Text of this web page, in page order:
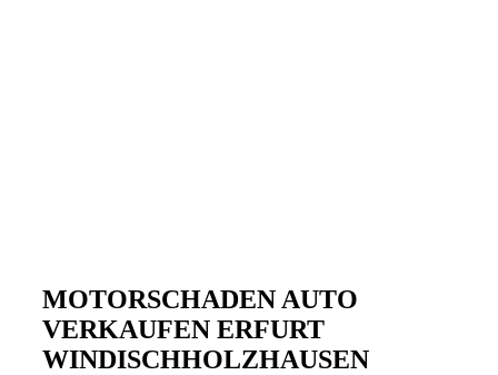
MOTORSCHADEN AUTO
VERKAUFEN ERFURT
WINDISCHHOLZHAUSEN